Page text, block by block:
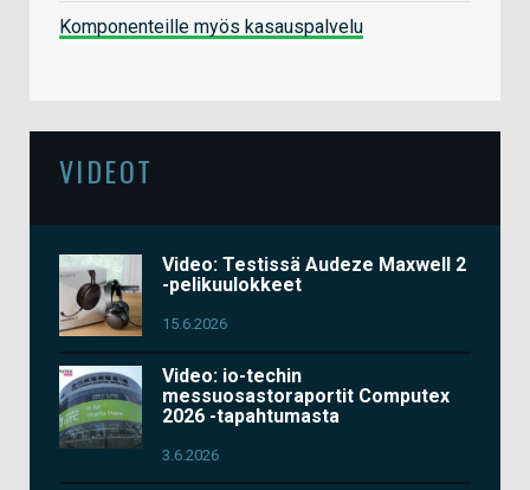
Komponenteille myös kasauspalvelu
VIDEOT
Video: Testissä Audeze Maxwell 2
-pelikuulokkeet
15.6.2026
Video: io-techin
messuosastoraportit Computex
2026 -tapahtumasta
3.6.2026